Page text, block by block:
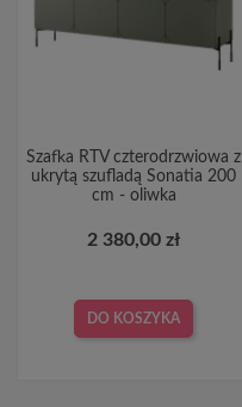
Szafka RTV czterodrzwiowa z
ukrytą szufladą Sonatia 200
cm - oliwka
2 380,00 zł
DO KOSZYKA